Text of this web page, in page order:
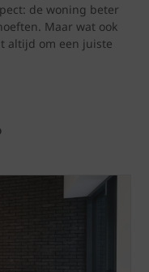
de woning beter
Maar wat ook
altijd om een juiste